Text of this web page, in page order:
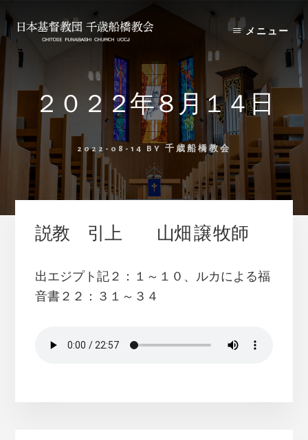
to
content
to
primary
sidebar
メニュー
２０２２年８月１４日
2022-08-14 BY 千歳船橋教会
説教 引上 山畑 譲 牧師
出エジプト記２：１～１０、ルカによる福
音書２２：３１～３４